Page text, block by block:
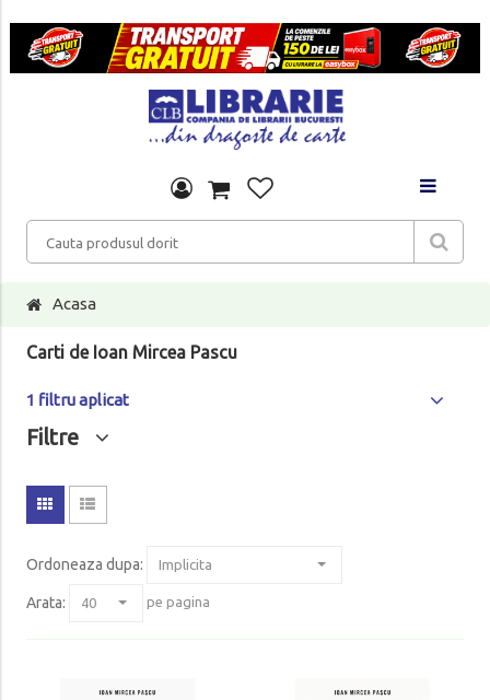
Acasa
Carti de Ioan Mircea Pascu
1 filtru aplicat
Filtre
Ordoneaza dupa:
Arata: pe pagina